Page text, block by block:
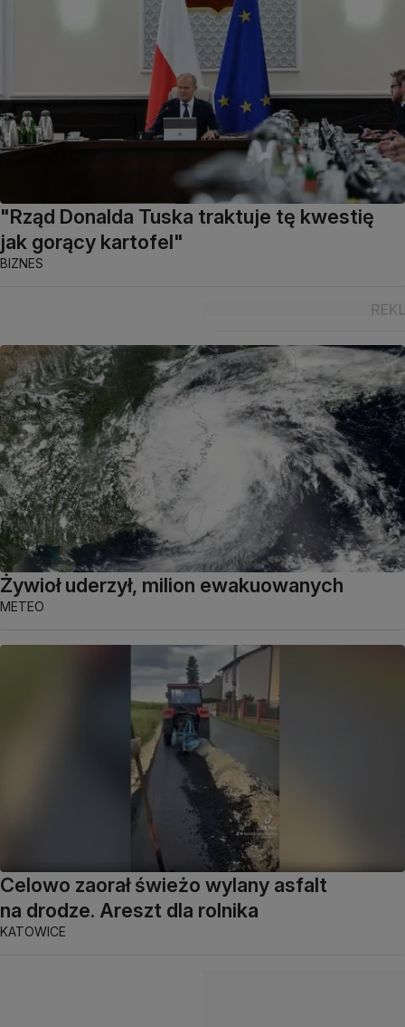
"Rząd Donalda Tuska traktuje tę kwestię
jak gorący kartofel"
BIZNES
Żywioł uderzył, milion ewakuowanych
METEO
Celowo zaorał świeżo wylany asfalt
na drodze. Areszt dla rolnika
KATOWICE